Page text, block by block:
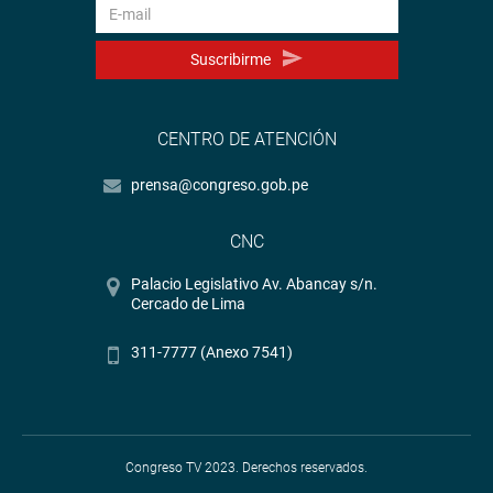
Humanos, Salvador Heresi, y los miembros de ambas
comisiones acordaron un cuarto intermedio de la sesión
Suscribirme
CENTRO DE ATENCIÓN
prensa@congreso.gob.pe
CNC
Palacio Legislativo Av. Abancay s/n.
Cercado de Lima
311-7777 (Anexo 7541)
Congreso TV 2023. Derechos reservados.